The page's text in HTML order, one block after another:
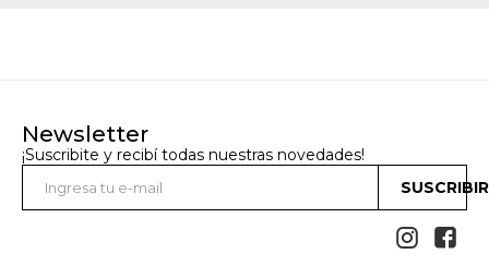
Newsletter
¡Suscribite y recibí todas nuestras novedades!
 